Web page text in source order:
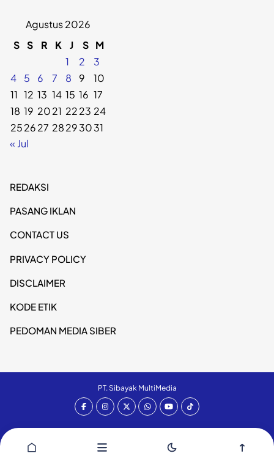
Agustus 2026
S S R K J S M
1
2
3
4
5 6 7 8 9
10
11 12 13 14 15 16 17
18 19 2021 2223 24
252627 28293031
« Jul
REDAKSI
PASANG IKLAN
CONTACT US
PRIVACY POLICY
DISCLAIMER
KODE ETIK
PEDOMAN MEDIA SIBER
PT. Sibayak MultiMedia